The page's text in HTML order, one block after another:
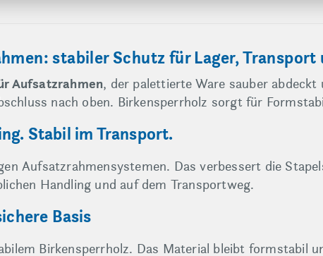
stabiler Schutz für Lager, Transport
Aufsatzrahmen, der palettierte Ware sauber
nach oben. Birkensperrholz sorgt für
Stabil im Transport.
Aufsatzrahmensystemen. Das verbessert die
Handling und auf dem Transportweg.
Basis
Birkensperrholz. Das Material bleibt formstabil